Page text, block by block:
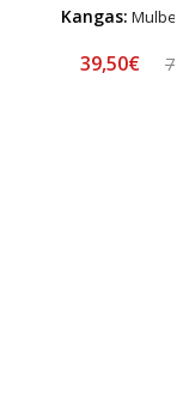
Kangas:
39,50€